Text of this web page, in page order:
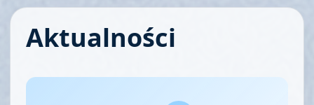
Aktualności